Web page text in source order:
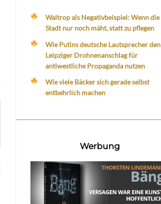
Waltrop als Negativbeispiel: Wenn die
Stadt nur noch mäht, statt zu pflegen
Wie Putins deutsche Lautsprecher den
Leipziger Drohnenanschlag für
antiwestliche Propaganda nutzen
Wie viele Bäcker sich gerade selbst
entbehrlich machen
Werbung